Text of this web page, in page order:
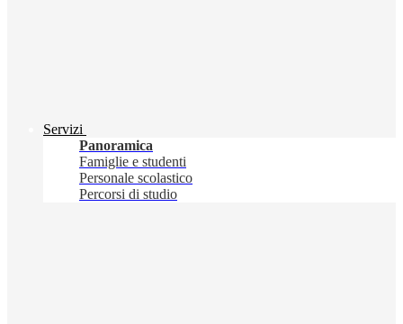
Servizi
Panoramica
Famiglie e studenti
Personale scolastico
Percorsi di studio